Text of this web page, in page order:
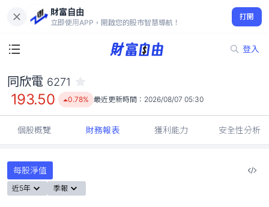
財富自由
立即使用APP，開啟您的股市智慧導航！
打開
登入
193.50
0.78%
同欣電 6271
193.50 0.78% 最近更新時間： 2026/08/07 05:30
個股概覽 財務報表 獲利能力 安全性分析
每股淨值
近5年 季報